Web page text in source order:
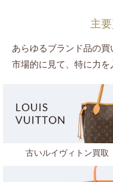
主
あらゆるブランド品の
市場的に見て、特に力を
古いルイヴィトン買取